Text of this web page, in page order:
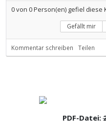
0von 0Person(en) gefiel diese
Gefällt mir
Kommentar schreiben Teilen
PDF-Datei: